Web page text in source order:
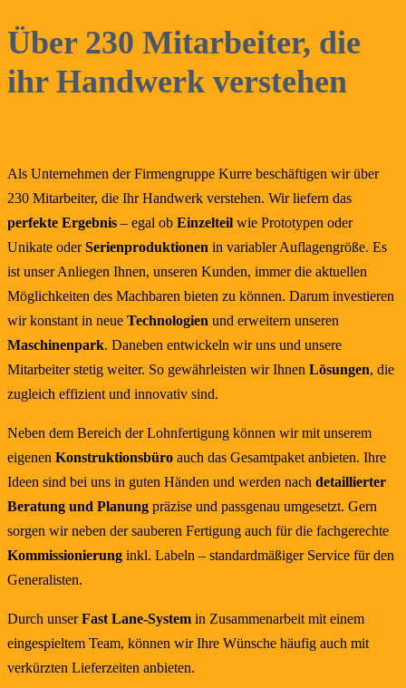
Über 230 Mitarbeiter, die
ihr Handwerk verstehen
Als Unternehmen der Firmengruppe Kurre beschäftigen wir über
230 Mitarbeiter, die Ihr Handwerk verstehen. Wir liefern das
perfekte Ergebnis – egal ob Einzelteil wie Prototypen oder
Unikate oderSerienproduktionen in variabler Auflagengröße. Es
ist unser Anliegen Ihnen, unseren Kunden, immer die aktuellen
Möglichkeiten des Machbaren bieten zu können. Darum investieren
wir konstant in neue Technologien und erweitern unseren
Maschinenpark. Daneben entwickeln wir uns und unsere
Mitarbeiter stetig weiter. So gewährleisten wir Ihnen Lösungen, die
zugleich effizient und innovativ sind.
Neben dem Bereich der Lohnfertigung können wir mit unserem
eigenen Konstruktionsbüro auch das Gesamtpaket anbieten. Ihre
Ideen sind bei uns in guten Händen und werden nach detaillierter
Beratung und Planung präzise und passgenau umgesetzt. Gern
sorgen wir neben der sauberen Fertigung auch für die fachgerechte
Kommissionierung inkl. Labeln – standardmäßiger Service für den
Generalisten.
Durch unserFast Lane-System in Zusammenarbeit mit einem
eingespieltem Team, können wir Ihre Wünsche häufig auch mit
verkürzten Lieferzeiten anbieten.